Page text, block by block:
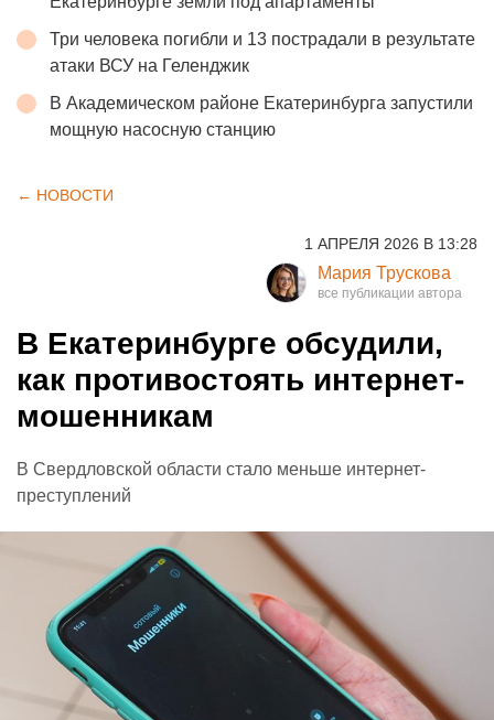
Три человека погибли и 13 пострадали в результате
атаки ВСУ на Геленджик
В Академическом районе Екатеринбурга запустили
мощную насосную станцию
← НОВОСТИ
1 АПРЕЛЯ 2026 В 13:28
Мария Трускова
В Екатеринбурге обсудили,
как противостоять интернет-
мошенникам
В Свердловской области стало меньше интернет-
преступлений